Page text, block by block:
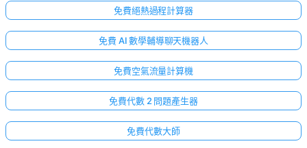
免費絕熱過程計算器
免費 AI 數學輔導聊天機器人
免費空氣流量計算機
免費代數 2 問題產生器
免費代數大師